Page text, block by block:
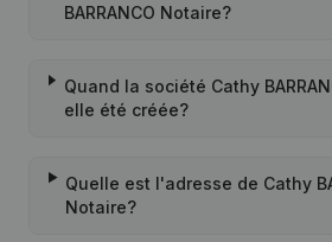
BARRANCO Notaire?
Quand la société Cathy
elle été créée?
Quelle est l'adresse de Cathy
Notaire?